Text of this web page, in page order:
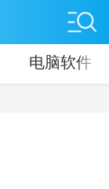
电脑软件